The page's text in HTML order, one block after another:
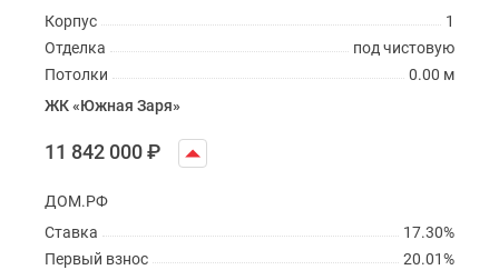
1
Корпус
под чистовую
Отделка
0.00 м
Потолки
ЖК «Южная Заря»
11 842 000₽
ДОМ.РФ
17.30%
Ставка
20.01%
Первый взнос